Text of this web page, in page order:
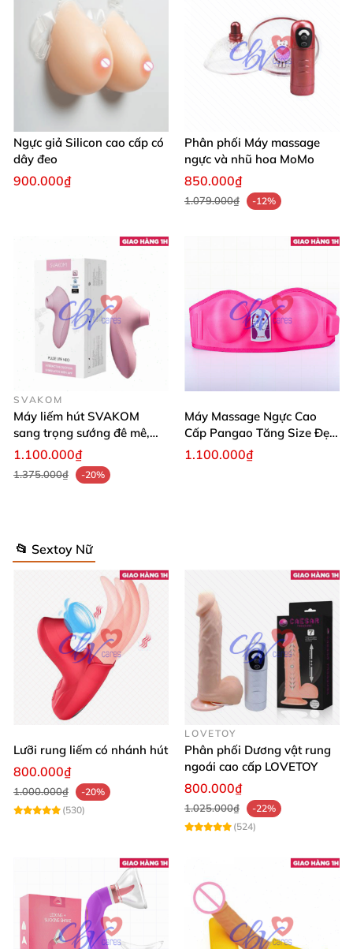
Ngực giả Silicon cao cấp có
dây đeo
900.000₫
Phân phối Máy massage
ngực và nhũ hoa MoMo
850.000₫
1.079.000₫ -12%
SVAKOM
Máy liếm hút SVAKOM
sang trọng sướng đê mê,
tiện lợi
1.100.000₫
1.375.000₫ -20%
Máy Massage Ngực Cao
Cấp Pangao Tăng Size Đẹp
Dáng
1.100.000₫
📂 Sextoy Nữ
Lưỡi rung liếm có nhánh hút
800.000₫
1.000.000₫
-20%
(530)
LOVETOY
Phân phối Dương vật rung
ngoái cao cấp LOVETOY
800.000₫
1.025.000₫
-22%
(524)